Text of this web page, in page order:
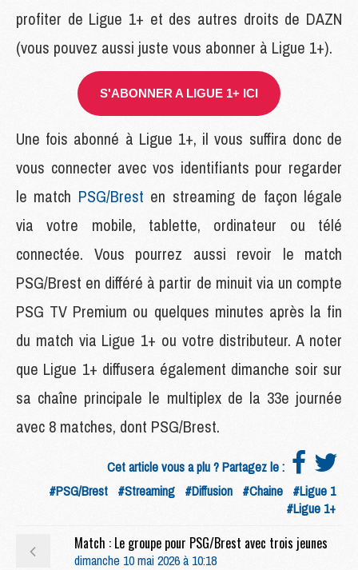
profiter de Ligue 1+ et des autres droits de DAZN
(vous pouvez aussi juste vous abonner à Ligue 1+).
S'ABONNER A LIGUE 1+ ICI
Une fois abonné à Ligue 1+, il vous suffira donc de
vous connecter avec vos identifiants pour regarder
le match PSG/Brest en streaming de façon légale
via votre mobile, tablette, ordinateur ou télé
connectée. Vous pourrez aussi revoir le match
PSG/Brest en différé à partir de minuit via un compte
PSG TV Premium ou quelques minutes après la fin
du match via Ligue 1+ ou votre distributeur. A noter
que Ligue 1+ diffusera également dimanche soir sur
sa chaîne principale le multiplex de la 33e journée
avec 8 matches, dont PSG/Brest.
Cet article vous a plu ? Partagez le :
#PSG/Brest #Streaming #Diffusion #Chaine #Ligue 1
#Ligue 1+
Match : Le groupe pour PSG/Brest avec trois jeunes
dimanche 10 mai 2026 à 10:18